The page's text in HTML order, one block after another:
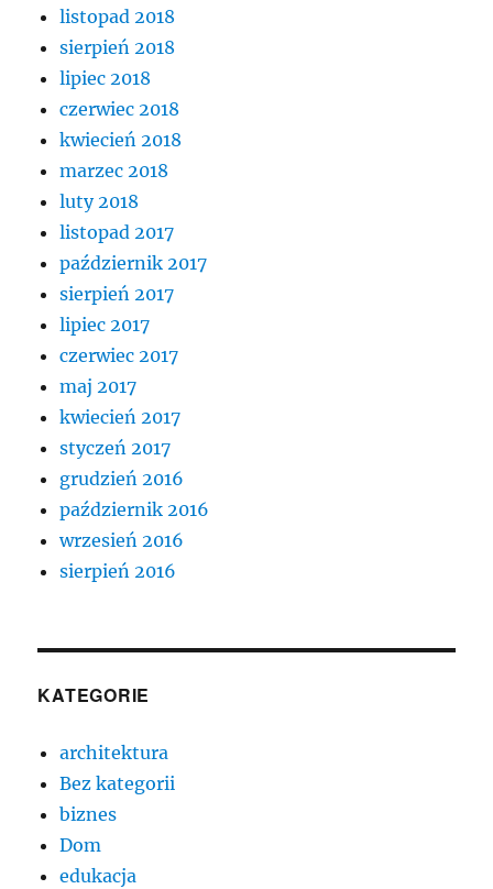
listopad 2018
sierpień 2018
lipiec 2018
czerwiec 2018
kwiecień 2018
marzec 2018
luty 2018
listopad 2017
październik 2017
sierpień 2017
lipiec 2017
czerwiec 2017
maj 2017
kwiecień 2017
styczeń 2017
grudzień 2016
październik 2016
wrzesień 2016
sierpień 2016
KATEGORIE
architektura
Bez kategorii
biznes
Dom
edukacja